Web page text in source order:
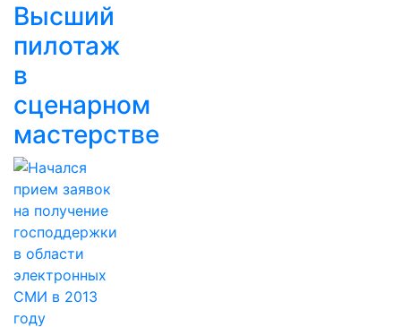
Высший
пилотаж
в
сценарном
мастерстве